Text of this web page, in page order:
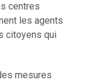
centres
les agents
citoyens qui
mesures